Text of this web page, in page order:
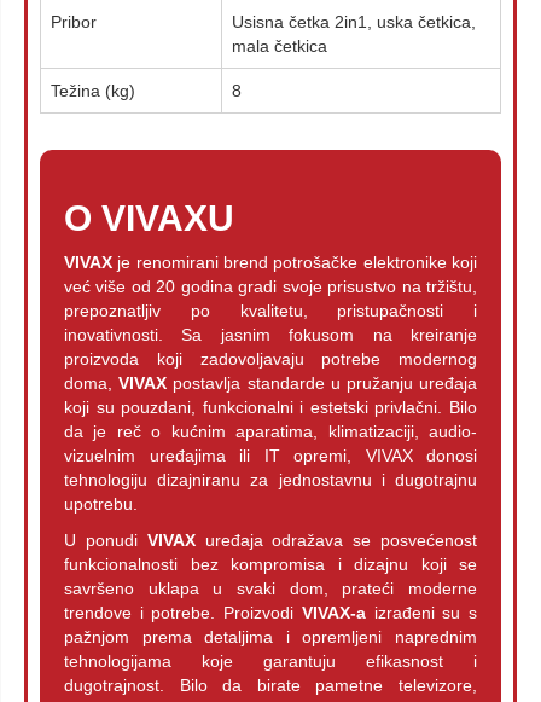
Pribor
Usisna četka 2in1, uska četkica,
mala četkica
Težina (kg) 8
O VIVAXU
VIVAX je renomirani brend potrošačke elektronike koji
već više od 20 godina gradi svoje prisustvo na tržištu,
prepoznatljiv po kvalitetu, pristupačnosti i
inovativnosti. Sa jasnim fokusom na kreiranje
proizvoda koji zadovoljavaju potrebe modernog
doma,VIVAX postavlja standarde u pružanju uređaja
koji su pouzdani, funkcionalni i estetski privlačni. Bilo
da je reč o kućnim aparatima, klimatizaciji, audio-
vizuelnim uređajima ili IT opremi, VIVAX donosi
tehnologiju dizajniranu za jednostavnu i dugotrajnu
upotrebu.
U ponudi VIVAXuređaja odražava se posvećenost
funkcionalnosti bez kompromisa i dizajnu koji se
savršeno uklapa u svaki dom, prateći moderne
trendove i potrebe. Proizvodi VIVAX-aizrađeni su s
pažnjom prema detaljima i opremljeni naprednim
tehnologijama koje garantuju efikasnost i
dugotrajnost. Bilo da birate pametne televizore,